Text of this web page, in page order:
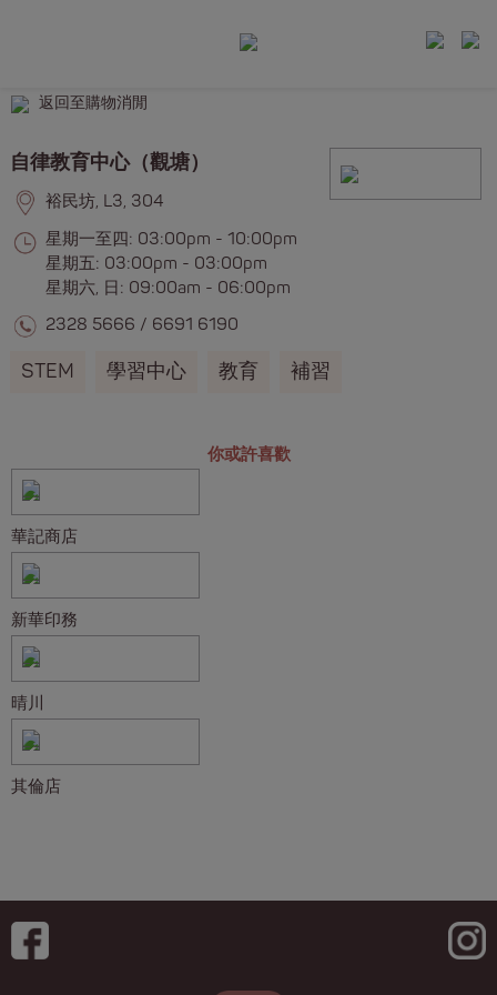
返回至購物消閒
自律教育中心（觀塘）
裕民坊, L3, 304
星期一至四: 03:00pm - 10:00pm
星期五: 03:00pm - 03:00pm
星期六, 日: 09:00am - 06:00pm
2328 5666 / 6691 6190
STEM 學習中心 教育 補習
你或許喜歡
華記商店
新華印務
晴川
其倫店